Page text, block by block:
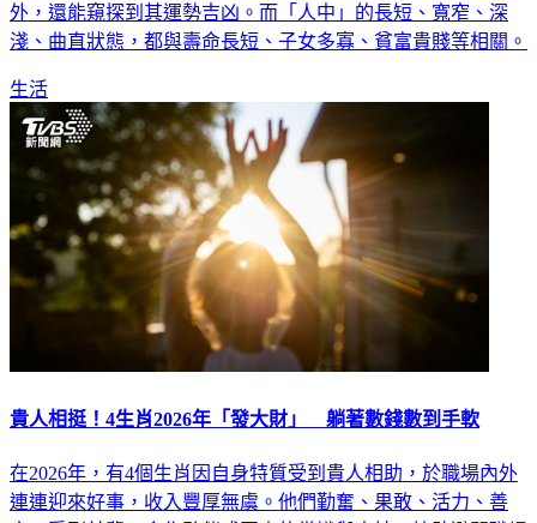
外，還能窺探到其運勢吉凶。而「人中」的長短、寬窄、深
淺、曲直狀態，都與壽命長短、子女多寡、貧富貴賤等相關。
生活
貴人相挺！4生肖2026年「發大財」 躺著數錢數到手軟
在2026年，有4個生肖因自身特質受到貴人相助，於職場內外
連連迎來好事，收入豐厚無虞。他們勤奮、果敢、活力、善